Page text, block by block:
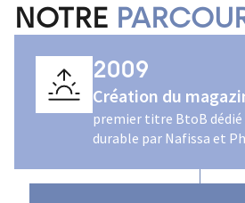
NOTRE
2009
Création du
premier titre BtoB
durable par Nafissa et